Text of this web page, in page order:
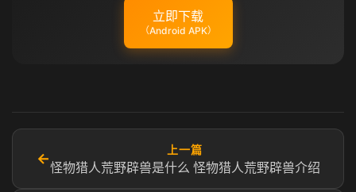
立即下载
（Android APK）
←
上一篇
怪物猎人荒野辟兽是什么 怪物猎人荒野辟兽介绍